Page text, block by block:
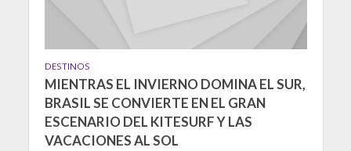
DESTINOS
MIENTRAS EL INVIERNO DOMINA EL SUR,
BRASIL SE CONVIERTE EN EL GRAN
ESCENARIO DEL KITESURF Y LAS
VACACIONES AL SOL